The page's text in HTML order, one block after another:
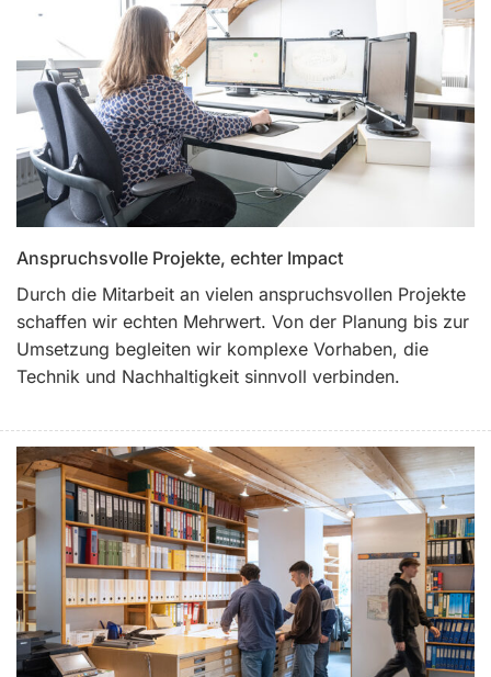
Anspruchsvolle Projekte, echter Impact
Durch die Mitarbeit an vielen anspruchsvollen Projekte
schaffen wir echten Mehrwert. Von der Planung bis zur
Umsetzung begleiten wir komplexe Vorhaben, die
Technik und Nachhaltigkeit sinnvoll verbinden.